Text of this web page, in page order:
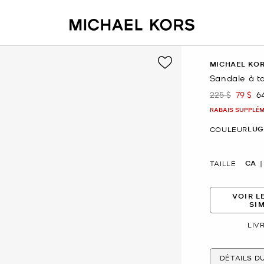
MICHAEL
Sandale à
était
225 $ 79 $
RABAIS
COULEUR
TAILLE CA
VOIR
DÉTAILS